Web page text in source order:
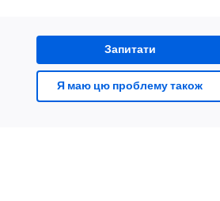
Запитати
Я маю цю проблему також